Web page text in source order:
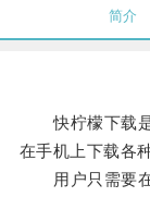
简介
快柠檬下载是
在手机上下载各
用户只需要在